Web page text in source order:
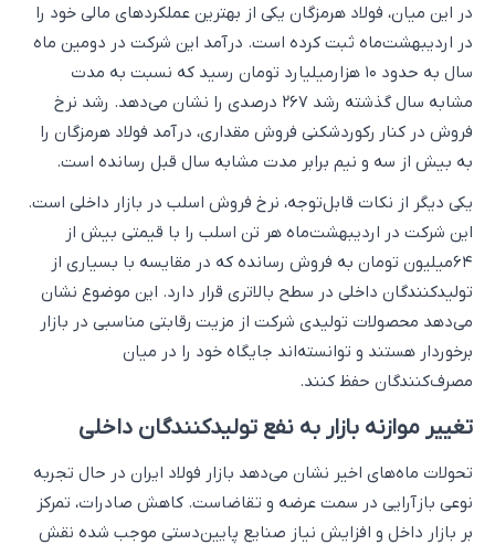
در این میان، فولاد هرمزگان یکی از بهترین عملکردهای مالی خود را
در اردیبهشت‌ماه ثبت کرده است. درآمد این شرکت در دومین ماه
سال به حدود ۱۰ هزار‌میلیارد تومان رسید که نسبت به مدت
مشابه سال گذشته رشد ۲۶۷ درصدی را نشان می‌دهد. رشد نرخ
فروش در کنار رکوردشکنی فروش مقداری، درآمد فولاد هرمزگان را
به بیش از سه و نیم برابر مدت مشابه سال قبل رسانده است.
یکی دیگر از نکات قابل‌توجه، نرخ فروش اسلب در بازار داخلی است.
این شرکت در اردیبهشت‌ماه هر تن اسلب را با قیمتی بیش از
۶۴‌میلیون تومان به فروش رسانده که در مقایسه با بسیاری از
تولیدکنندگان داخلی در سطح بالاتری قرار دارد. این موضوع نشان
می‌دهد محصولات تولیدی شرکت از مزیت رقابتی مناسبی در بازار
برخوردار هستند و توانسته‌اند جایگاه خود را در میان
مصرف‌کنندگان حفظ کنند.
تغییر موازنه بازار به نفع تولیدکنندگان داخلی
تحولات ماه‌های اخیر نشان می‌دهد بازار فولاد ایران در حال تجربه
نوعی بازآرایی در سمت عرضه و تقاضاست. کاهش صادرات، تمرکز
بر بازار داخل و افزایش نیاز صنایع پایین‌دستی موجب شده نقش